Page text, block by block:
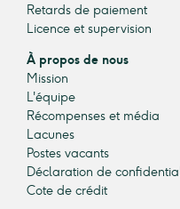
Retards de paiement
Licence et supervision
À propos de nous
Mission
L'équipe
Récompenses et média
Lacunes
Postes vacants
Déclaration de
Cote de crédit